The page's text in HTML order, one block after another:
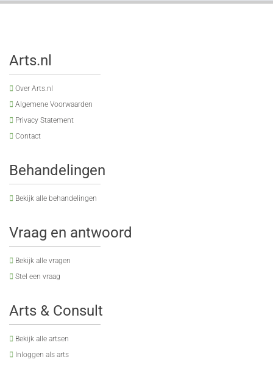
Arts.nl
Over Arts.nl
Algemene Voorwaarden
Privacy Statement
Contact
Behandelingen
Bekijk alle behandelingen
Vraag en antwoord
Bekijk alle vragen
Stel een vraag
Arts & Consult
Bekijk alle artsen
Inloggen als arts